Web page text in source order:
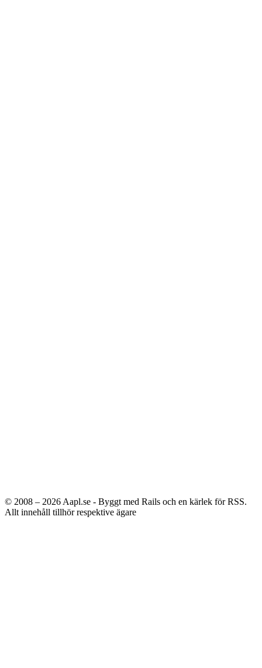
© 2008 – 2026 Aapl.se - Byggt med Rails och en kärlek för RSS.
Allt innehåll tillhör respektive ägare